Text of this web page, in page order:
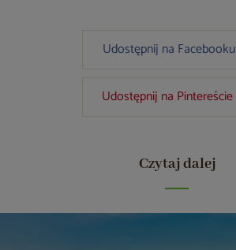
Udostępnij na Facebooku
Udostępnij na Pintereście
Czytaj dalej